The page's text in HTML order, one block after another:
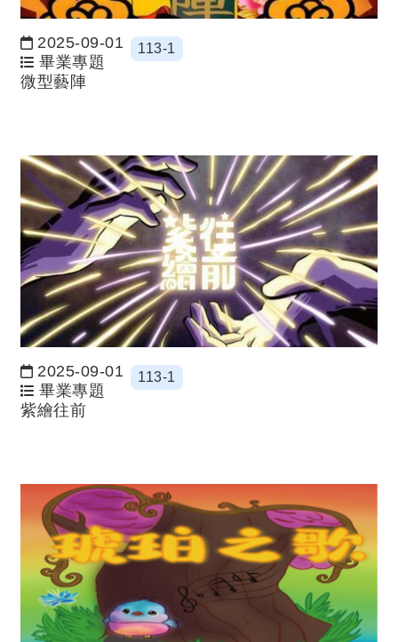
日期：
2025-09-01
畢業專題
113-1
微型藝陣
日期：
2025-09-01
畢業專題
113-1
紫繪往前